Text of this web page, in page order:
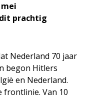
prachtig
Nederland 70 jaar
begon Hitlers
en Nederland.
frontlinie. Van 10